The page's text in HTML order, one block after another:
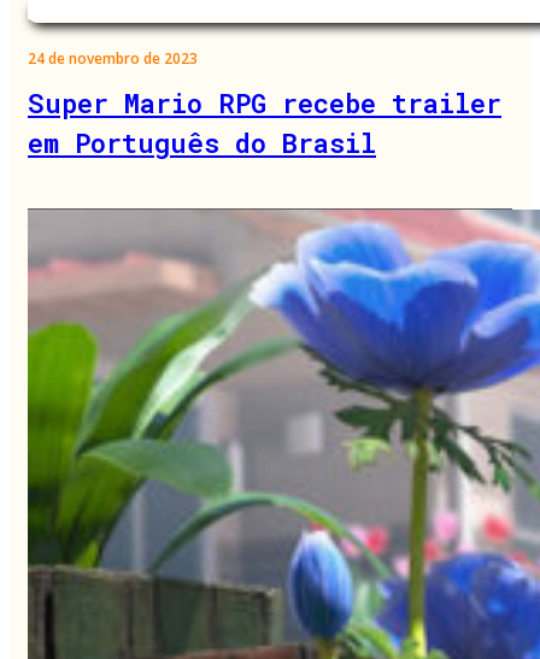
24 de novembro de 2023
Super Mario RPG recebe trailer
em Português do Brasil